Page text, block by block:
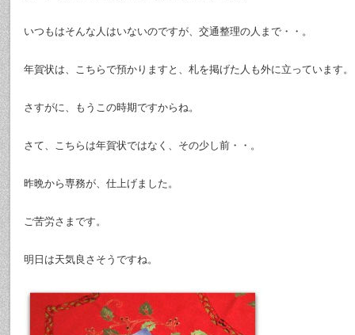
いつもはそんな人はいないのですが、交通整理の人まで・・。
年賀状は、こちらで預かりますと、札を掲げた人も外に立っています。
さすがに、もうこの時期ですからね。
さて、こちらは年賀状ではなく、その少し前・・。
昨晩から専務が、仕上げました。
ご苦労さまです。
明日は天気良さそうですね。